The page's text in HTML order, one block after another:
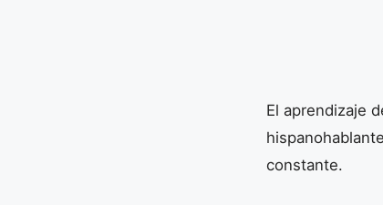
El aprendizaje
constante.